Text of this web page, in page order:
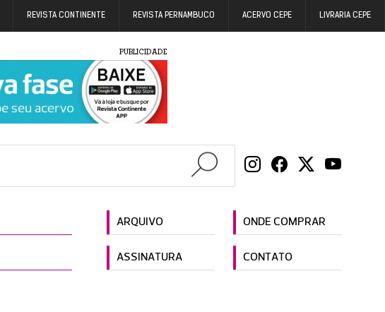
REVISTA CONTINENTE REVISTA PERNAMBUCO ACERVO CEPE LIVRARIA CEPE
PUBLICIDADE
ARQUIVO ONDE COMPRAR
ASSINATURA CONTATO